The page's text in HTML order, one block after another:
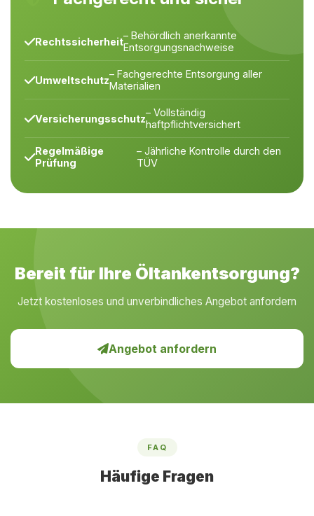
Rechtssicherheit– Behördlich anerkannte
Entsorgungsnachweise
Umweltschutz– Fachgerechte Entsorgung aller
Materialien
Versicherungsschutz– Vollständig
haftpflichtversichert
Regelmäßige
Prüfung
– Jährliche Kontrolle durch den
TÜV
Bereit für Ihre Öltankentsorgung?
Jetzt kostenloses und unverbindliches Angebot anfordern
Angebot anfordern
FAQ
Häufige Fragen